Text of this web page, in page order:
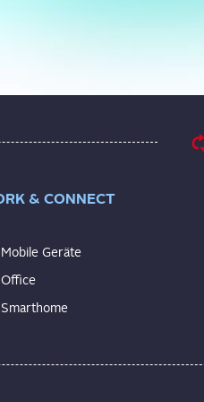
& CONNECT
Mobile Geräte
Office
Smarthome